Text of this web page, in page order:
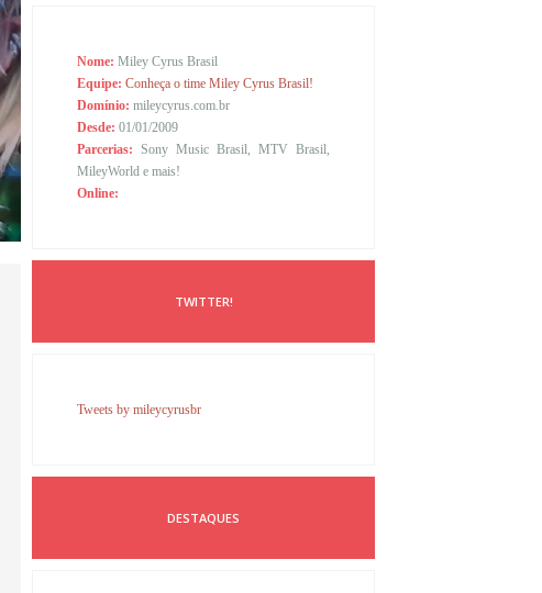
Nome: Miley Cyrus Brasil
Equipe: Conheça o time Miley Cyrus Brasil!
Domínio: mileycyrus.com.br
Desde: 01/01/2009
Parcerias: Sony Music Brasil, MTV Brasil,
MileyWorld e mais!
Online:
TWITTER!
Tweets by mileycyrusbr
DESTAQUES